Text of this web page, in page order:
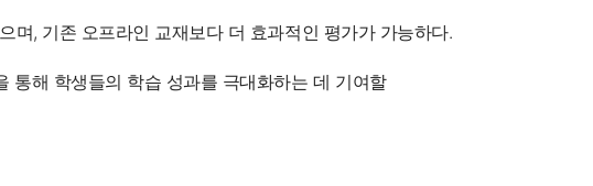
며, 기존 오프라인 교재보다 더 효과적인 평가가 가능하다.
통해 학생들의 학습 성과를 극대화하는 데 기여할